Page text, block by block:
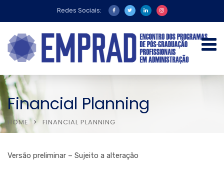
Redes Sociais:
Financial Planning
HOME FINANCIAL PLANNING
Versão preliminar – Sujeito a alteração